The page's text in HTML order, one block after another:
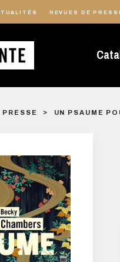
REVUES DE
PRESSE UN PSAUME